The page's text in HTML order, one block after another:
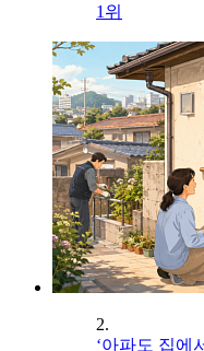
1위
2.
‘아파도 집에